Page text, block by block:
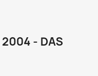
2004 - DAS